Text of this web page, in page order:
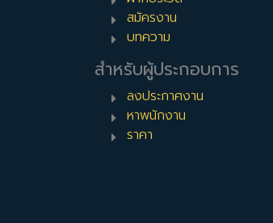
สมัครงาน
บทความ
สำหรับผู้ประกอบการ
ลงประกาศงาน
หาพนักงาน
ราคา